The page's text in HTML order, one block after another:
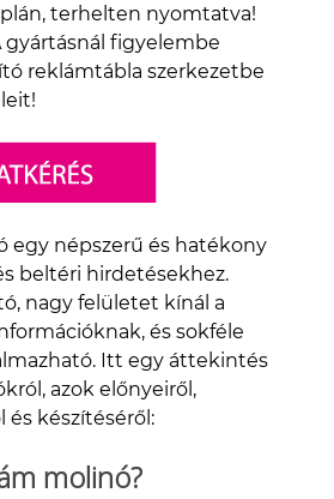
terhelten nyomtatva!
gyártásnál figyelembe
reklámtábla szerkezetbe
egy népszerű és hatékony
beltéri hirdetésekhez.
nagy felületet kínál a
és sokféle
Itt egy áttekintés
azok előnyeiről,
és készítéséről:
molinó?